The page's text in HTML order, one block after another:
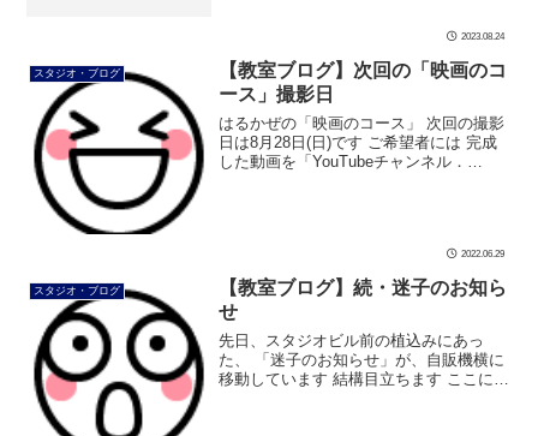
2023.08.24
スタジオ・ブログ
【教室ブログ】次回の「映画のコ
ース」撮影日
はるかぜの「映画のコース」 次回の撮影
日は8月28日(日)です ご希望者には 完成
した動画を「YouTubeチャンネル．
2022.06.29
スタジオ・ブログ
【教室ブログ】続・迷子のお知ら
せ
先日、スタジオビル前の植込みにあっ
た、 「迷子のお知らせ」が、自販機横に
移動しています 結構目立ちます ここに貼